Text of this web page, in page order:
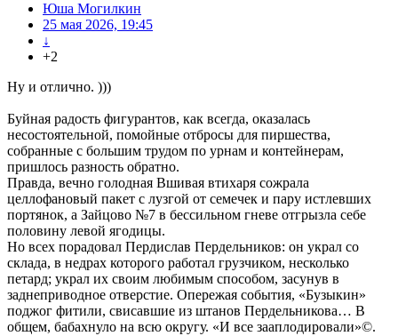
Юша Могилкин
25 мая 2026, 19:45
↓
+2
Ну и отлично. )))
Буйная радость фигурантов, как всегда, оказалась
несостоятельной, помойные отбросы для пиршества,
собранные с большим трудом по урнам и контейнерам,
пришлось разность обратно.
Правда, вечно голодная Вшивая втихаря сожрала
целлофановый пакет с лузгой от семечек и пару истлевших
портянок, а Зайцово №7 в бессильном гневе отгрызла себе
половину левой ягодицы.
Но всех порадовал Пердислав Пердельников: он украл со
склада, в недрах которого работал грузчиком, несколько
петард; украл их своим любимым способом, засунув в
заднеприводное отверстие. Опережая события, «Бузыкин»
поджог фитили, свисавшие из штанов Пердельникова… В
общем, бабахнуло на всю округу. «И все зааплодировали»©.